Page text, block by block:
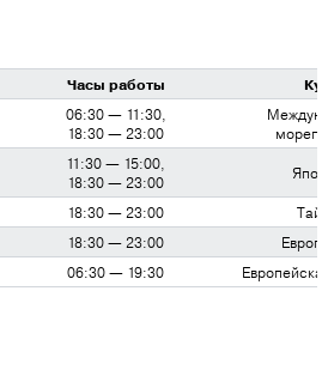
Часы работы
06:30 — 11:30,
18:30 — 23:00
11:30 — 15:00,
18:30 — 23:00
18:30 — 23:00
18:30 — 23:00
06:30 — 19:30